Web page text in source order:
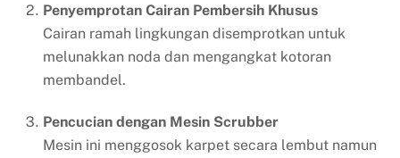
Penyemprotan Cairan Pembersih Khusus
Cairan ramah lingkungan disemprotkan untuk
melunakkan noda dan mengangkat kotoran
membandel.
Pencucian dengan Mesin Scrubber
Mesin ini menggosok karpet secara lembut namun